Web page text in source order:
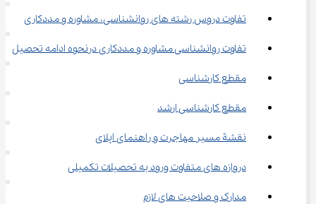
تفاوت دروس رشته های روانشناسی، مشاوره و مددکاری
تفاوت روانشناسی مشاوره و مددکاری درنحوه ادامه تحصیل
مقطع کارشناسی
مقطع کارشناسی ارشد
نقشۀ مسیر مهاجرت و راهنمای اپلای
دروازه‌ های متفاوت ورود به تحصیلات تکمیلی
مدارک و صلاحیت‌ های لازم